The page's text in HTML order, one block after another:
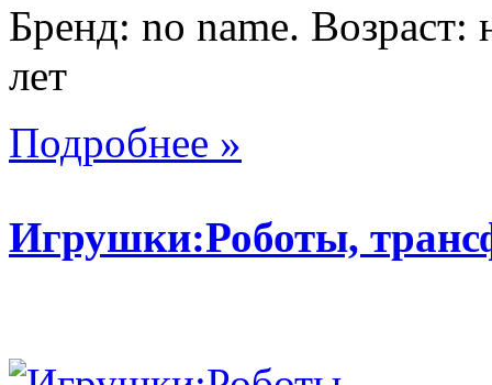
Бренд: no name. Возраст:
лет
Подробнее »
Игрушки:Роботы,